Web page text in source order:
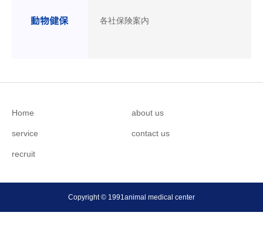
各社保険案内
Home about us
service contact us
recruit
Copyright © 1991animal medical center